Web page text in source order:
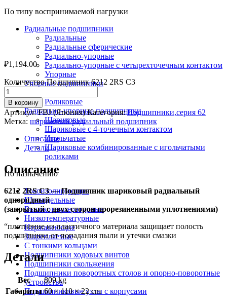
По типу воспринимаемой нагрузки
Радиальные подшипники
Радиальные
Радиальные сферические
Радиально-упорные
Радиально-упорные с четырехточечным контактом
Упорные
Упорные подшипники
Роликовые
Радиально-упорные подшипники
Шариковые
Шариковые с 4-точечным контактом
Игольчатые
Шариковые комбинированные с игольчатыми
роликами
По назначению
Токоизолирующие
Шпиндельные
Высокотемпературные
Низкотемпературные
Нержавеющие
Закрепляемые
С тонкими кольцами
Подшипники ходовых винтов
Подшипники скольжения
Подшипники поворотных столов и опорно-поворотные
устройства
Подшипниковые узлы с корпусами
₽1,194.00
Количество Подшипник 6212 2RS C3
В корзину
Артикул:FBJ (Япония) Категория:Подшипники,серия 62
Метка: шариковый радиальный подшипник
Описание
Детали
Описание
6212 2RS C3 — Подшипник шариковый радиальный
однорядный
(закрытый с двух сторон прорезиненными уплотнениями)
“плотнение из пластичного материала защищает полость
подшипника от попадания пыли и утечки смазки
Детали
Вес
809 kg
Габариты 60 × 110 × 22 cm